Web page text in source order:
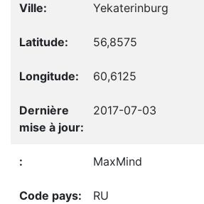
Yekaterinburg
56,8575
60,6125
2017-07-03
MaxMind
RU